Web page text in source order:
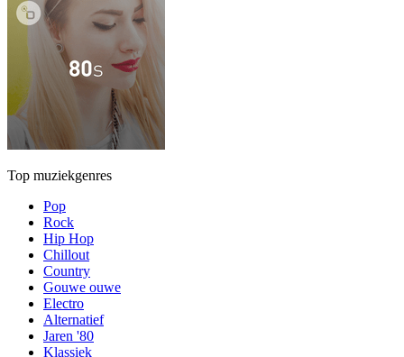
Top muziekgenres
Pop
Rock
Hip Hop
Chillout
Country
Gouwe ouwe
Electro
Alternatief
Jaren '80
Klassiek